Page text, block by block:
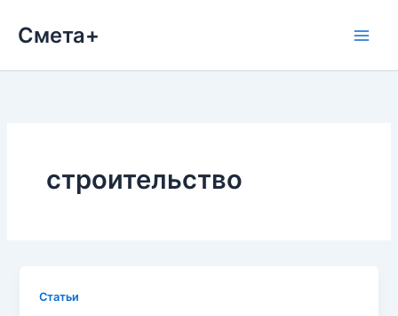
Смета+
строительство
Cтатьи